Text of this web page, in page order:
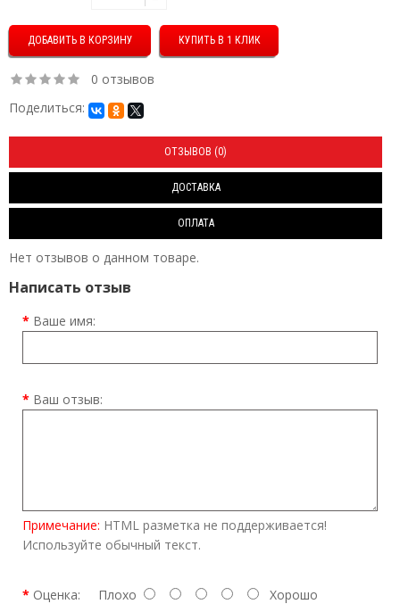
КУПИТЬ В 1 КЛИК
0 отзывов
Поделиться:
ОТЗЫВОВ (0)
ДОСТАВКА
ОПЛАТА
Нет отзывов о данном товаре.
Написать отзыв
Ваше имя:
Ваш отзыв:
Примечание: HTML разметка не поддерживается!
Используйте обычный текст.
Оценка: Плохо Хорошо